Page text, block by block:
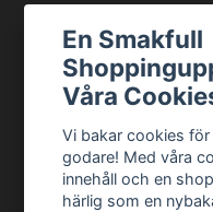
En Smakfull
Våra
Vi bakar cookies
godare! Med våra
innehåll och en
härlig som en